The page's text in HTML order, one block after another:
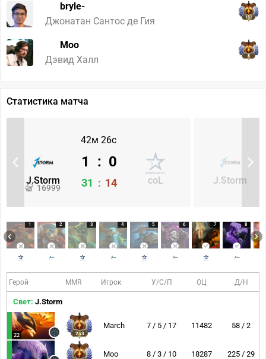
bryle-
Джонатан Сантос де Гия
182
Moo
Дэвид Халл
8
Статистика матча
42м 26с
J.Storm
16999
coL
1 : 0
31 : 14 J.Storm
1 2 3 4 5 6 7 8
Герой MMR Игрок У/С/П ОЦ Д/Н
Свет: J.Storm
22 253
March 7 / 5 / 17 11482 58 / 2
Moo 8 / 3 / 10 18287 225 / 29